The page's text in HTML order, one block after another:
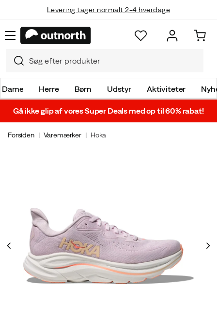
Levering tager normalt 2-4 hverdage
Dame Herre Børn Udstyr Aktiviteter
Gå ikke glip af vores Super Deals med op til 60% rabat!
Forsiden Varemærker Hoka